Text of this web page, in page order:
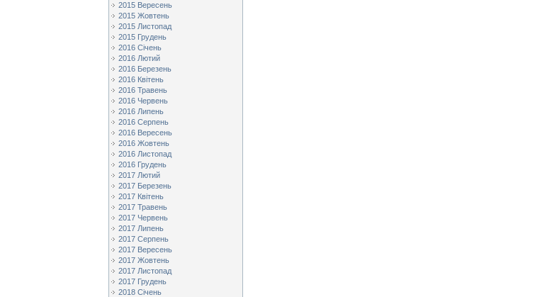
2015 Вересень
2015 Жовтень
2015 Листопад
2015 Грудень
2016 Січень
2016 Лютий
2016 Березень
2016 Квітень
2016 Травень
2016 Червень
2016 Липень
2016 Серпень
2016 Вересень
2016 Жовтень
2016 Листопад
2016 Грудень
2017 Лютий
2017 Березень
2017 Квітень
2017 Травень
2017 Червень
2017 Липень
2017 Серпень
2017 Вересень
2017 Жовтень
2017 Листопад
2017 Грудень
2018 Січень